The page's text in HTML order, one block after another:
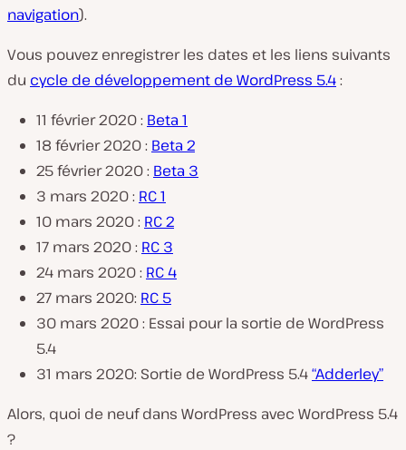
navigation).
Vous pouvez enregistrer les dates et les liens suivants
du cycle de développement de WordPress 5.4:
11 février 2020 : Beta 1
18 février 2020 : Beta 2
25 février 2020 : Beta 3
3 mars 2020 : RC 1
10 mars 2020 : RC 2
17 mars 2020 : RC 3
24 mars 2020 : RC 4
27 mars 2020: RC 5
30 mars 2020 : Essai pour la sortie de WordPress
5.4
31 mars 2020: Sortie de WordPress 5.4“Adderley”
Alors, quoi de neuf dans WordPress avec WordPress 5.4
?